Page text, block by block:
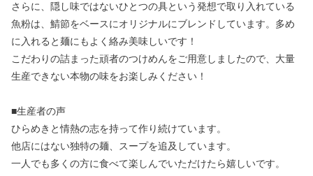
さらに、隠し味ではないひとつの具という発想で取り入れている
魚粉は、鯖節をベースにオリジナルにブレンドしています。多め
に入れると麺にもよく絡み美味しいです！
こだわりの詰まった頑者のつけめんをご用意しましたので、大量
生産できない本物の味をお楽しみください！
■生産者の声
ひらめきと情熱の志を持って作り続けています。
他店にはない独特の麺、スープを追及しています。
一人でも多くの方に食べて楽しんでいただけたら嬉しいです。